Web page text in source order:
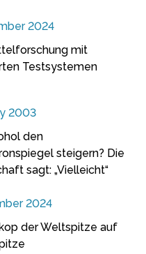
2024
mit
Testsystemen
2003
den
steigern? Die
sagt: „Vielleicht“
2024
der Weltspitze auf